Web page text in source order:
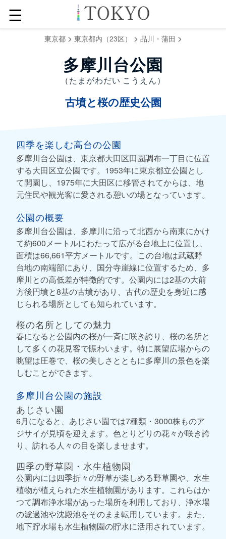
☰
東京都> 東京都内（23区） > 品川・蒲田 >
多摩川台公園
（たまがわだい こうえん）
古墳と桜の歴史公園
四季を楽しむ高台の公園
多摩川台公園は、東京都大田区田園調布一丁目に位置
する大田区立公園です。1953年に東京都立公園とし
て開園し、1975年に大田区に移管されてからは、地
元住民や観光客に愛される憩いの場となっています。
公園の概要
多摩川台公園は、多摩川に沿って北西から南東にかけ
て約600メートルにわたって広がる台地上に位置し、
面積は66,661平方メートルです。この台地は武蔵野
台地の南端部にあり、国分寺崖線に位置するため、多
摩川との高低差が特徴的です。公園内には2基の大前
方後円墳と8基の古墳があり、古代の歴史を身近に感
じられる場所としても知られています。
桜の名所としての魅力
春になると公園内の桜が一斉に咲き誇り、桜の名所と
して多くの花見客で賑わいます。特に展望広場からの
眺望は圧巻で、桜の美しさとともに多摩川の景色を楽
しむことができます。
多摩川台公園の施設
あじさい園
6月になると、あじさい園では7種類・3000株ものア
ジサイが見頃を迎えます。色とりどりの花々が咲き誇
り、訪れる人々の目を楽しませます。
四季の野草園・水生植物園
公園内には四季折々の野草が楽しめる野草園や、水生
植物が植えられた水生植物園があります。これらはか
つて調布浄水場があった場所を利用しており、浄水場
の濾過池や沈殿池をそのまま転用しています。また、
地下貯水場も水生植物園の貯水に活用されています。